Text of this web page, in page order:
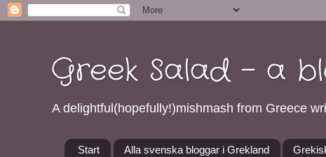
Greek Salad - a
A delightful(hopefully!)mishmash from Greece
Start Alla svenska bloggar i Grekland